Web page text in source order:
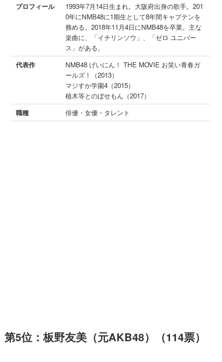
プロフィール
1993年7月14日生まれ。大阪府出身の歌手。201
0年にNMB48に1期生として8年間キャプテンを
務める。2018年11月4日にNMB48を卒業。主な
楽曲に、「イチリンソウ」、「ゼロ ユニバー
ス」がある。
代表作
NMB48 げいにん！ THE MOVIE お笑い青春ガ
ールズ！（2013）
マジすか学園4（2015）
植木等とのぼせもん（2017）
職種
俳優・女優・タレント
第5位：板野友美（元AKB48）（114票）